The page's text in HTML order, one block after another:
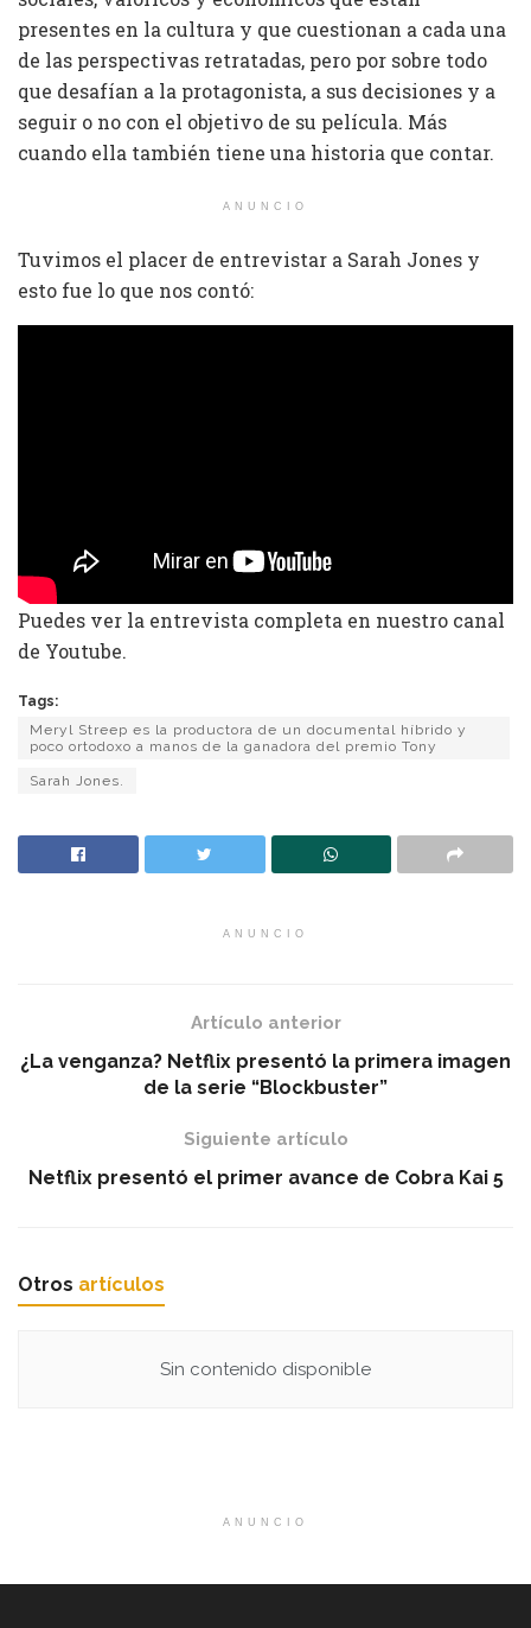
presentes en la cultura y que cuestionan a cada una
de las perspectivas retratadas, pero por sobre todo
que desafían a la protagonista, a sus decisiones y a
seguir o no con el objetivo de su película. Más
cuando ella también tiene una historia que contar.
ANUNCIO
Tuvimos el placer de entrevistar a Sarah Jones y
esto fue lo que nos contó:
Puedes ver la entrevista completa en nuestro canal
de Youtube.
Tags:
Meryl Streep es la productora de un documental híbrido y
poco ortodoxo a manos de la ganadora del premio Tony
Sarah Jones.
ANUNCIO
Artículo anterior
¿La venganza? Netflix presentó la primera imagen
de la serie “Blockbuster”
Siguiente artículo
Netflix presentó el primer avance de Cobra Kai 5
Otros artículos
Sin contenido disponible
ANUNCIO